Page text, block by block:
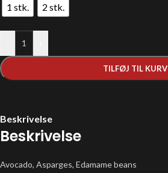
1 stk. 2 stk.
TILFØJ TIL KURV
Beskrivelse
Beskrivelse
Avocado, Asparges, Edamame beans